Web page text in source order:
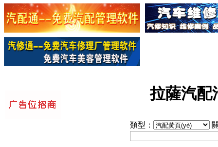
拉薩汽配
類型：